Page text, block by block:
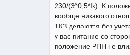
230/(3^0,5*Ik). К
вообще никакого
ТКЗ делаются без
у вас питание со
положение РПН не